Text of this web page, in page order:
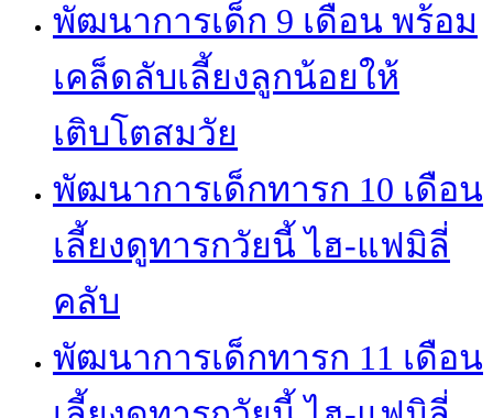
พัฒนาการเด็ก 9 เดือน พร้อม
เคล็ดลับเลี้ยงลูกน้อยให้
เติบโตสมวัย
พัฒนาการเด็กทารก 10 เดือน
เลี้ยงดูทารกวัยนี้ ไฮ-แฟมิลี่
คลับ
พัฒนาการเด็กทารก 11 เดือน